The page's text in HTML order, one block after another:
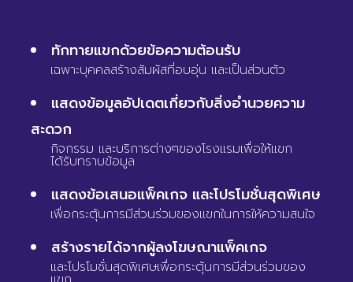
ทักทายแขกด้วยข้อความต้อนรับ
เฉพาะบุคคลสร้างสัมผัสที่อบอุ่น และเป็นส่วนตัว
แสดงข้อมูลอัปเดตเกี่ยวกับสิ่งอำนวยความ
สะดวก
กิจกรรม และบริการต่างๆของโรงแรมเพื่อให้แขก
ได้รับทราบข้อมูล
แสดงข้อเสนอแพ็คเกจ และโปรโมชั่นสุดพิเศษ
เพื่อกระตุ้นการมีส่วนร่วมของแขกในการให้ความสนใจ
สร้างรายได้จากผู้ลงโฆษณาแพ็คเกจ
และโปรโมชั่นสุดพิเศษเพื่อกระตุ้นการมีส่วนร่วมของ